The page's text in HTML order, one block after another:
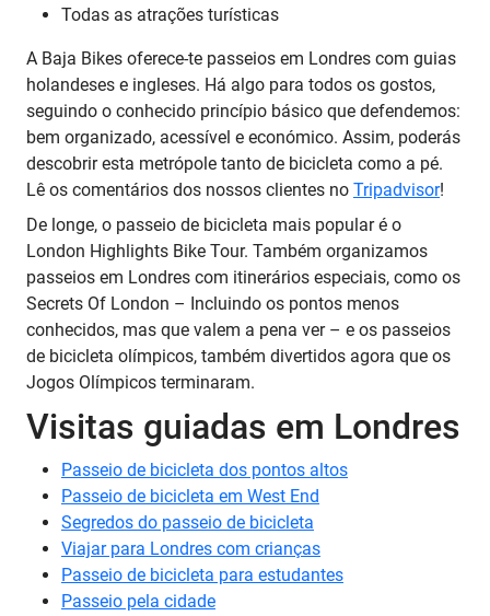
Todas as atrações turísticas
A Baja Bikes oferece-te passeios em Londres com guias
holandeses e ingleses. Há algo para todos os gostos,
seguindo o conhecido princípio básico que defendemos:
bem organizado, acessível e económico. Assim, poderás
descobrir esta metrópole tanto de bicicleta como a pé.
Lê os comentários dos nossos clientes no Tripadvisor!
De longe, o passeio de bicicleta mais popular é o
London Highlights Bike Tour. Também organizamos
passeios em Londres com itinerários especiais, como os
Secrets Of London – Incluindo os pontos menos
conhecidos, mas que valem a pena ver – e os passeios
de bicicleta olímpicos, também divertidos agora que os
Jogos Olímpicos terminaram.
Visitas guiadas em Londres
Passeio de bicicleta dos pontos altos
Passeio de bicicleta em West End
Segredos do passeio de bicicleta
Viajar para Londres com crianças
Passeio de bicicleta para estudantes
Passeio pela cidade